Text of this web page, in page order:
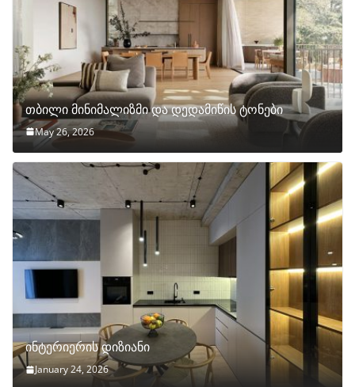
თბილი მინიმალიზმი და დედამიწის ტონები
May 26, 2026
ინტერიერის დიზიანი
January 24, 2026